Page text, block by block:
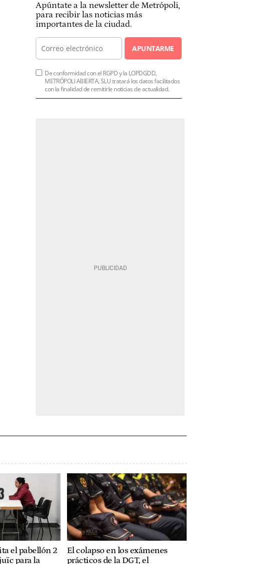
Apúntate a la newsletter de Metrópoli,
para recibir las noticias más
importantes de la ciudad.
APUNTARME
De conformidad con el RGPD y la LOPDGDD,
METRÓPOLI ABIERTA, SLU tratará los datos facilitados
con la finalidad de remitirle noticias de actualidad.
el pabellón 2
para la
El colapso en los exámenes
prácticos de la DGT, el